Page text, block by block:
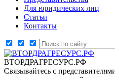
Для юридических лиц
Статьи
Контакты
ВТОРДРАГРЕСУРС.РФ
Связывайтесь с